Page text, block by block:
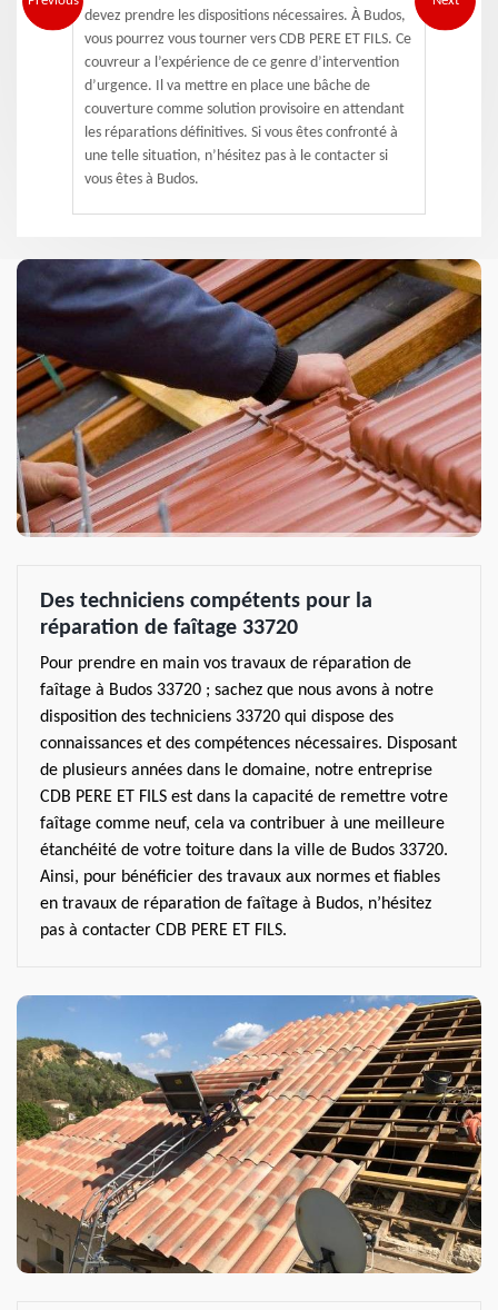
devez prendre les dispositions nécessaires. À Budos,
vous pourrez vous tourner vers CDB PERE ET FILS. Ce
couvreur a l’expérience de ce genre d’intervention
d’urgence. Il va mettre en place une bâche de
couverture comme solution provisoire en attendant
les réparations définitives. Si vous êtes confronté à
une telle situation, n’hésitez pas à le contacter si
vous êtes à Budos.
Des techniciens compétents pour la
réparation de faîtage 33720
Pour prendre en main vos travaux de réparation de
faîtage à Budos 33720 ; sachez que nous avons à notre
disposition des techniciens 33720 qui dispose des
connaissances et des compétences nécessaires. Disposant
de plusieurs années dans le domaine, notre entreprise
CDB PERE ET FILS est dans la capacité de remettre votre
faîtage comme neuf, cela va contribuer à une meilleure
étanchéité de votre toiture dans la ville de Budos 33720.
Ainsi, pour bénéficier des travaux aux normes et fiables
en travaux de réparation de faîtage à Budos, n’hésitez
pas à contacter CDB PERE ET FILS.